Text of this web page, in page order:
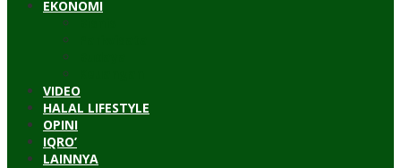
EKONOMI
VIDEO
HALAL LIFESTYLE
OPINI
IQRO’
LAINNYA